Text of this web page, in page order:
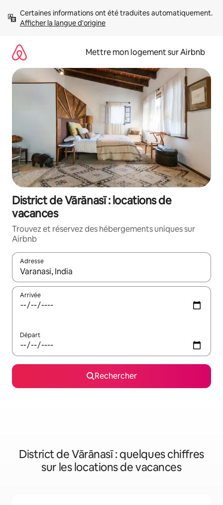
directement
Afficher la langue d'origine
Mettre mon logement sur Airbnb
District de Vārānasī : locations de
vacances
Trouvez et réservez des hébergements uniques sur
Airbnb
Adresse
Lorsque les résultats s'affichent, utilisez les flèches vers le
Arrivée
Départ
Rechercher
District de Vārānasī : quelques chiffres
sur les locations de vacances